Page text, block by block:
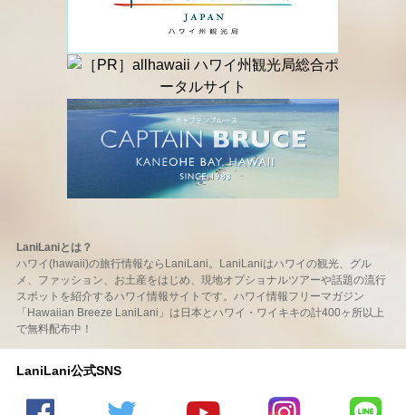
LaniLaniとは？
ハワイ(hawaii)の旅行情報ならLaniLani。LaniLaniはハワイの観光、グル
メ、ファッション、お土産をはじめ、現地オプショナルツアーや話題の流行
スポットを紹介するハワイ情報サイトです。ハワイ情報フリーマガジン
「Hawaiian Breeze LaniLani」は日本とハワイ・ワイキキの計400ヶ所以上
で無料配布中！
LaniLani公式SNS